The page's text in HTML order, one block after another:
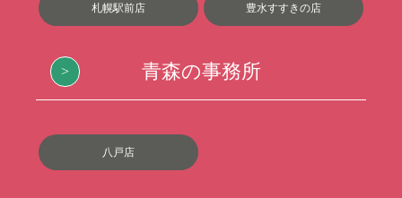
札幌駅前店 豊水すすきの店
青森の事務所
八戸店